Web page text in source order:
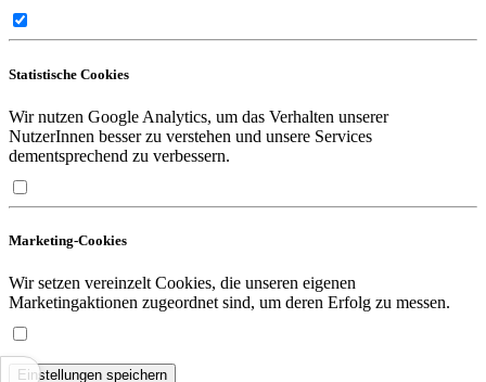
Statistische Cookies
Wir nutzen Google Analytics, um das Verhalten unserer
NutzerInnen besser zu verstehen und unsere Services
dementsprechend zu verbessern.
Marketing-Cookies
Wir setzen vereinzelt Cookies, die unseren eigenen
Marketingaktionen zugeordnet sind, um deren Erfolg zu messen.
Einstellungen speichern